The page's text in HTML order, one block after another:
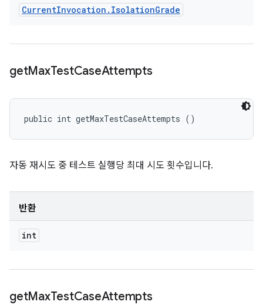
CurrentInvocation . IsolationGrade
getMaxTestCaseAttempts
public int getMaxTestCaseAttempts ()
자동 재시도 중 테스트 실행당 최대 시도 횟수입니다.
반환
int
getMaxTestCaseAttempts